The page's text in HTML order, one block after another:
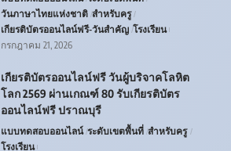
วันภาษาไทยแห่งชาติ สำหรับครู
เกียรติบัตรออนไลน์ฟรี-วันสำคัญ โรงเรียน
กรกฎาคม 21, 2026
เกียรติบัตรออนไลน์ฟรี วันผู้บริจาคโลหิต
โลก 2569 ผ่านเกณฑ์ 80 รับเกียรติบัตร
ออนไลน์ฟรี ปราณบุรี
แบบทดสอบออนไลน์ ระดับเขตพื้นที่ สำหรับครู
โรงเรียน